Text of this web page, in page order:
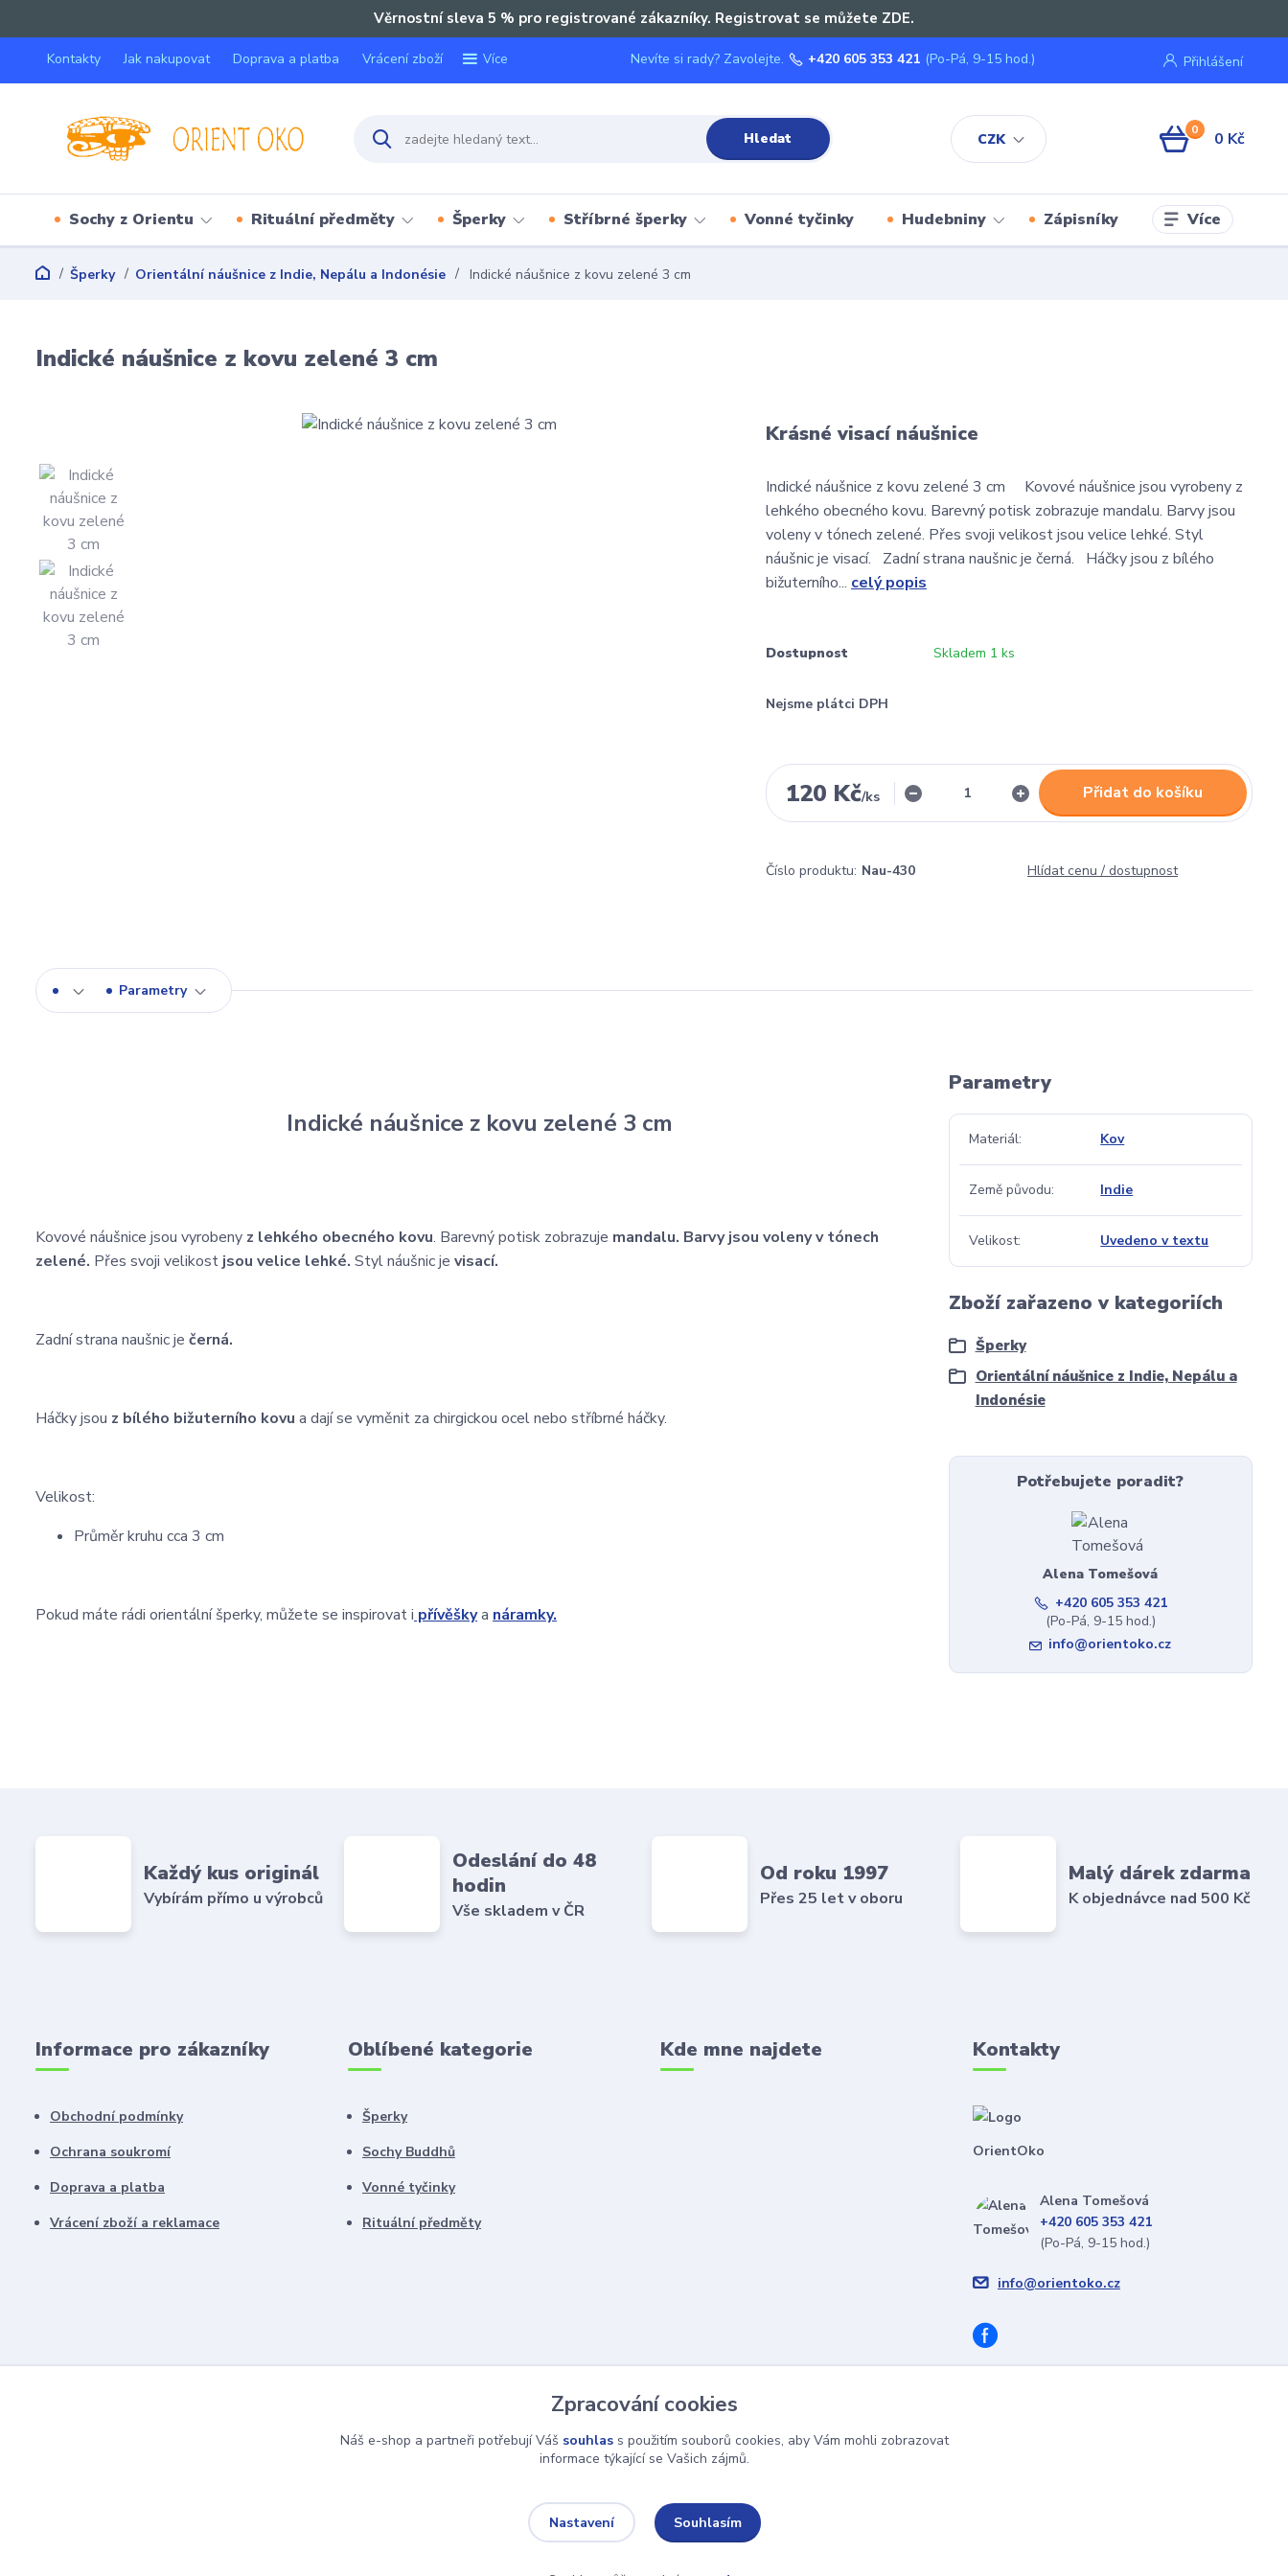
Věrnostní sleva 5 % pro registrované zákazníky. Registrovat se můžete ZDE.
Kontakty Jak nakupovat Doprava a platba Vrácení zboží Více
CZK
Přihlášení
Hledat
Nevíte si rady? Zavolejte. +420 605 353 421 (Po-Pá, 9-15 hod.)
0 0 Kč
Sochy z Orientu Rituální předměty Šperky Stříbrné šperky Vonné tyčinky Hudebniny Zápisníky Více
Šperky Orientální náušnice z Indie, Nepálu a Indonésie Indické náušnice z kovu zelené 3 cm
Indické náušnice z kovu zelené 3 cm
Krásné visací náušnice
Indické náušnice z kovu zelené 3 cm Kovové náušnice jsou vyrobeny z
lehkého obecného kovu. Barevný potisk zobrazuje mandalu. Barvy jsou
voleny v tónech zelené. Přes svoji velikost jsou velice lehké. Styl
náušnic je visací. Zadní strana naušnic je černá. Háčky jsou z bílého
bižuterního... celý popis
Dostupnost Skladem 1 ks
Nejsme plátci DPH
120 Kč/ks Přidat do košíku
Číslo produktu: Nau-430 Hlídat cenu / dostupnost
Parametry
Indické náušnice z kovu zelené 3 cm
Kovové náušnice jsou vyrobeny z lehkého obecného kovu. Barevný potisk zobrazuje mandalu. Barvy jsou voleny v tónech
zelené. Přes svoji velikost jsou velice lehké. Styl náušnic je visací.
Zadní strana naušnic je černá.
Háčky jsou z bílého bižuterního kovu a dají se vyměnit za chirgickou ocel nebo stříbrné háčky.
Velikost:
Průměr kruhu cca 3 cm
Pokud máte rádi orientální šperky, můžete se inspirovat i přívěškya náramky.
Parametry
Materiál Kov
Země původu Indie
Velikost Uvedeno v textu
Zboží zařazeno v kategoriích
Šperky
Orientální náušnice z Indie, Nepálu a
Indonésie
Potřebujete poradit?
Alena Tomešová
+420 605 353 421
(Po-Pá, 9-15 hod.)
info@orientoko.cz
Každý kus originál
Vybírám přímo u výrobců
Odeslání do 48
hodin
Vše skladem v ČR
Od roku 1997
Přes 25 let v oboru
Malý dárek zdarma
K objednávce nad 500 Kč
Informace pro zákazníky
Obchodní podmínky
Ochrana soukromí
Doprava a platba
Vrácení zboží a reklamace
Oblíbené kategorie
Šperky
Sochy Buddhů
Vonné tyčinky
Rituální předměty
Kde mne najdete Kontakty
OrientOko
Alena Tomešová
+420 605 353 421
(Po-Pá, 9-15 hod.)
info@orientoko.cz
Zpracování cookies
Náš e-shop a partneři potřebují Váš souhlass použitím souborů cookies, aby Vám mohli zobrazovat
informace týkající se Vašich zájmů.
Nastavení Souhlasím